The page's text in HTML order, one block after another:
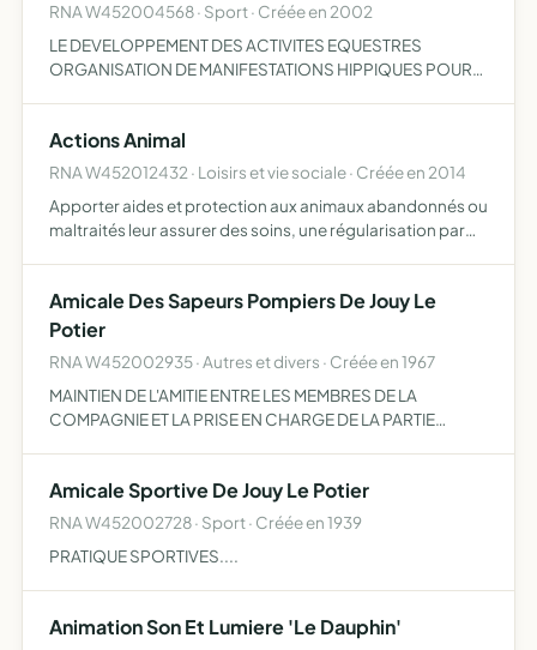
RNA W452004568 · Sport · Créée en 2002
LE DEVELOPPEMENT DES ACTIVITES EQUESTRES
ORGANISATION DE MANIFESTATIONS HIPPIQUES POUR
D'OUTILS SPECIFIQUES LIES A LA PRATIQUE DU CHEV…
Actions Animal
RNA W452012432 · Loisirs et vie sociale · Créée en 2014
Apporter aides et protection aux animaux abandonnés ou
maltraités leur assurer des soins, une régularisation par
Amicale Des Sapeurs Pompiers De Jouy Le
Potier
RNA W452002935 · Autres et divers · Créée en 1967
MAINTIEN DE L'AMITIE ENTRE LES MEMBRES DE LA
COMPAGNIE ET LA PRISE EN CHARGE DE LA PARTIE
CARTES, VOYAGES, SPECTACLES OU TOUTES AUTRES…
Amicale Sportive De Jouy Le Potier
RNA W452002728 · Sport · Créée en 1939
PRATIQUE SPORTIVES....
Animation Son Et Lumiere 'Le Dauphin'